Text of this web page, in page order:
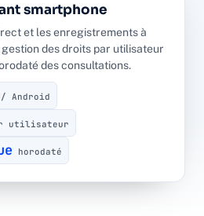
smartphone
et les enregistrements à
des droits par utilisateur
des consultations.
Android
utilisateur
horodaté